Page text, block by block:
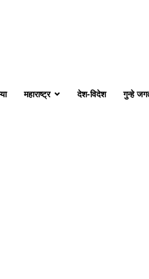
महाराष्ट्र देश-विदेश गुन्हे